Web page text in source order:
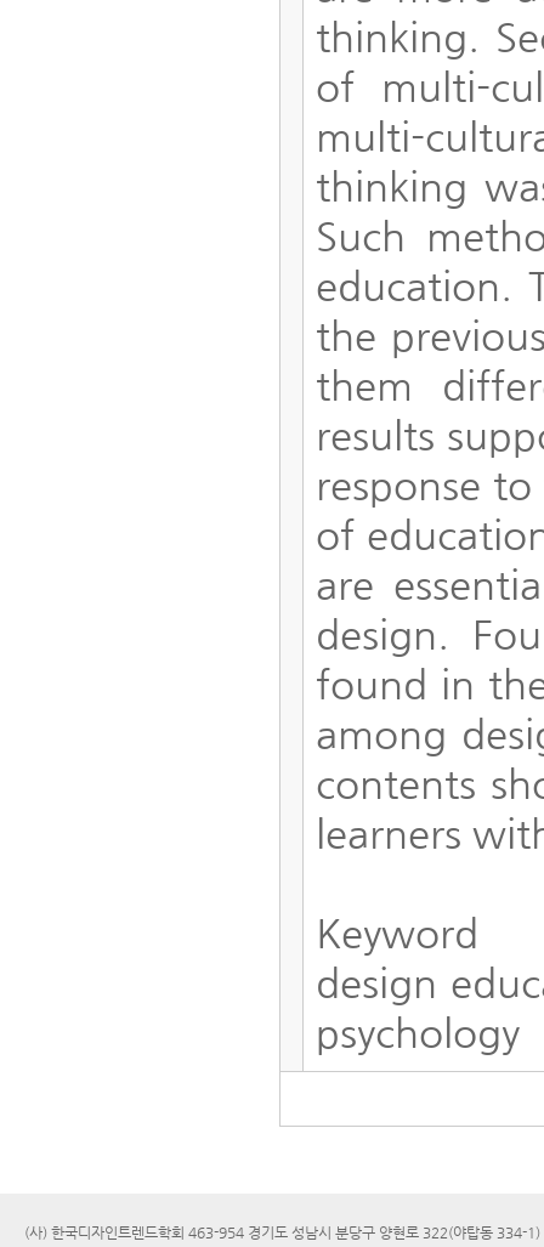
thinking.
of multi-
multi-
thinking
Such
education.
the
them
results
response
of
are
design.
found in
among
contents
learners
Keyword
design
psychology
(사) 한국디자인트렌드학회 463-954 경기도 성남시 분당구 양현로 322(야탑동 334-